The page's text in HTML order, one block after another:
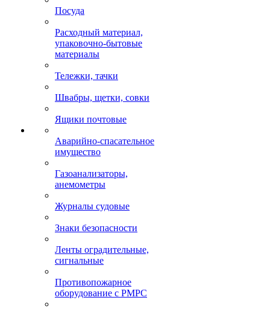
Посуда
Расходный материал,
упаковочно-бытовые
материалы
Тележки, тачки
Швабры, щетки, совки
Ящики почтовые
Аварийно-спасательное
имущество
Газоанализаторы,
анемометры
Журналы судовые
Знаки безопасности
Ленты оградительные,
сигнальные
Противопожарное
оборудование с РМРС